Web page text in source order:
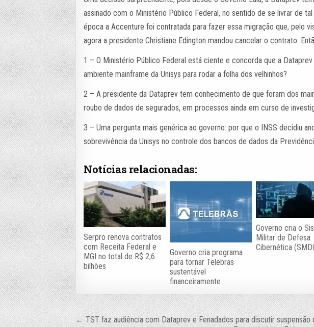
assinado com o Ministério Público Federal, no sentido de se livrar de
época a Accenture foi contratada para fazer essa migração que, pelo
agora a presidente Christiane Edington mandou cancelar o contrato.
1 – O Ministério Público Federal está ciente e concorda que a Dataprev
ambiente mainframe da Unisys para rodar a folha dos velhinhos?
2 – A presidente da Dataprev tem conhecimento de que foram dos
roubo de dados de segurados, em processos ainda em curso de
3 – Uma pergunta mais genérica ao governo: por que o INSS decidiu
sobrevivência da Unisys no controle dos bancos de dados da
Notícias relacionadas:
Serpro renova contratos
com Receita Federal e
MGI no total de R$ 2,6
bilhões
Governo cria programa
para tornar Telebras
sustentável
financeiramente
Governo cria o
Militar de Defesa
Cibernética
← TST faz audiência com Dataprev e Fenadados para discutir suspensão